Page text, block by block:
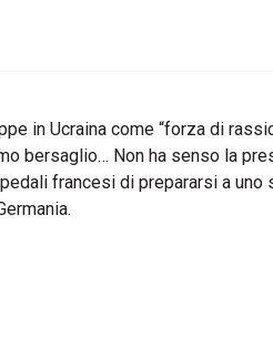
in Ucraina come “forza di
bersaglio… Non ha senso la
francesi di prepararsi a